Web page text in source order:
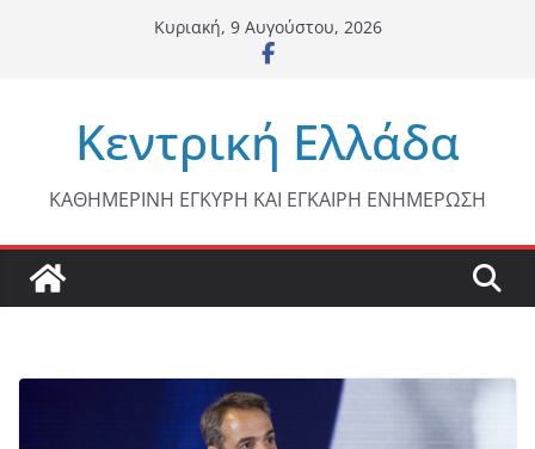
Κυριακή, 9 Αυγούστου, 2026
Κεντρική Ελλάδα
ΚΑΘΗΜΕΡΙΝΗ ΕΓΚΥΡΗ ΚΑΙ ΕΓΚΑΙΡΗ ΕΝΗΜΕΡΩΣΗ